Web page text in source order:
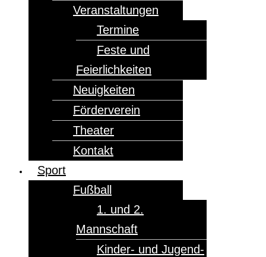
Veranstaltungen
Termine
Feste und
Feierlichkeiten
Neuigkeiten
Förderverein
Theater
Kontakt
Sport
Fußball
1. und 2.
Mannschaft
Kinder- und Jugend-